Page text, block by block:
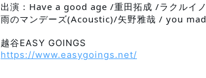
出演：Have a good age /重田拓成 /ラクルイ
雨のマンデーズ(Acoustic)/矢野雅哉 / you
越谷EASY GOINGS
https://www.easygoings.net/